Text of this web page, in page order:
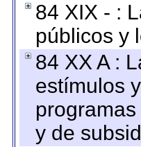
84 XIX - :
públicos y
84 XX A :
estímulos
y de